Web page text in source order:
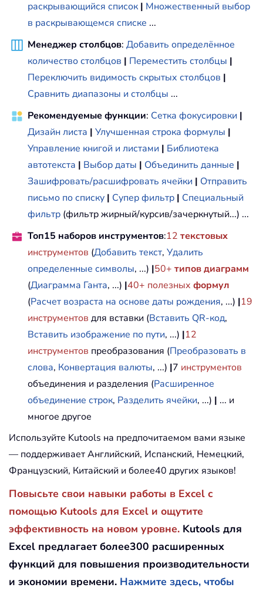
раскрывающийся список | Множественный выбор
в раскрывающемся списке ...
Менеджер столбцов: Добавить определённое
количество столбцов | Переместить столбцы |
Переключить видимость скрытых столбцов |
Сравнить диапазоны и столбцы ...
Рекомендуемые функции: Сетка фокусировки |
Дизайн листа | Улучшенная строка формулы |
Управление книгой и листами | Библиотека
автотекста | Выбор даты | Объединить данные |
Зашифровать/расшифровать ячейки | Отправить
письмо по списку | Супер фильтр | Специальный
фильтр (фильтр жирный/курсив/зачеркнутый...) ...
Топ15 наборов инструментов:12 текстовых
инструментов (Добавить текст, Удалить
определенные символы, ...) |50+ типов диаграмм
(Диаграмма Ганта, ...) |40+ полезных формул
(Расчет возраста на основе даты рождения, ...) |19
инструментов для вставки (Вставить QR-код,
Вставить изображение по пути, ...) |12
инструментов преобразования (Преобразовать в
слова, Конвертация валюты, ...) |7 инструментов
объединения и разделения (Расширенное
объединение строк, Разделить ячейки, ...) | ... и
многое другое
Используйте Kutools на предпочитаемом вами языке
— поддерживает Английский, Испанский, Немецкий,
Французский, Китайский и более40 других языков!
Повысьте свои навыки работы в Excel с
помощью Kutools для Excel и ощутите
эффективность на новом уровне. Kutools для
Excel предлагает более300 расширенных
функций для повышения производительности
и экономии времени. Нажмите здесь, чтобы